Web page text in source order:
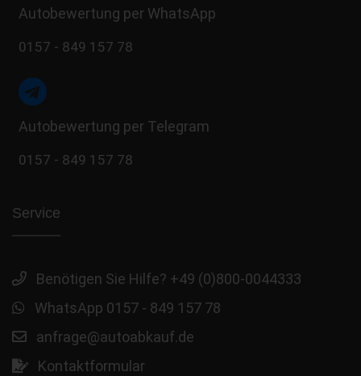
Autobewertung per WhatsApp
0157 - 849 157 78
Autobewertung per Telegram
0157 - 849 157 78
Service
Benötigen Sie Hilfe? +49 (0)800-0044333
WhatsApp 0157 - 849 157 78
anfrage@autoabkauf.de
Kontaktformular